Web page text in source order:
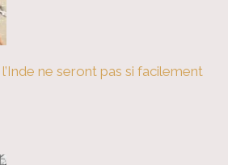
ne seront pas si facilement